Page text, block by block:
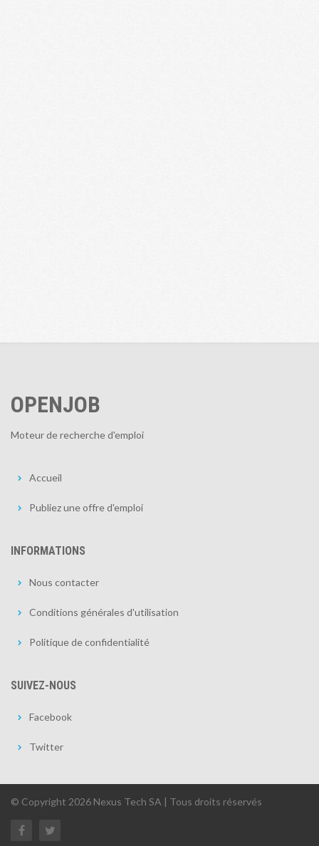
OPENJOB
Moteur de recherche d'emploi
Accueil
Publiez une offre d'emploi
INFORMATIONS
Nous contacter
Conditions générales d'utilisation
Politique de confidentialité
SUIVEZ-NOUS
Facebook
Twitter
© Copyright 2026 Nexus Tech SA | Tous droits réservés